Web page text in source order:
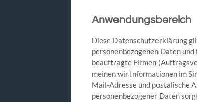
Anwendungsbereich
Diese Datenschutzerklärung
personenbezogenen Daten
beauftragte Firmen
meinen wir Informationen im
Mail-Adresse und postalische
personenbezogener Daten